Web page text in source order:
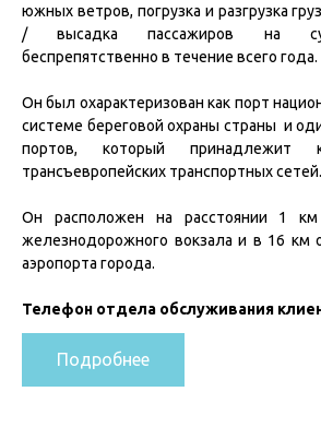
южных ветров, погрузка и разгрузка
/ высадка пассажиров на
беспрепятственно в течение всего года.
Он был охарактеризован как порт
системе береговой охраны страны и
портов, который принадлежит
трансъевропейских транспортных сетей.
Он расположен на расстоянии 1 км
железнодорожного вокзала и в 16 км
аэропорта города.
Телефон отдела обслуживания
Подробнее